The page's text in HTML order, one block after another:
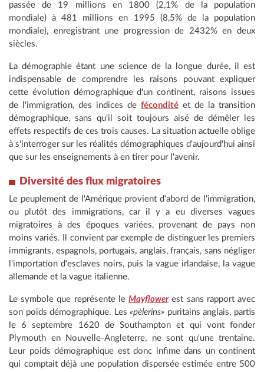
passée de 19 millions en 1800 (2,1% de la population
mondiale) à 481 millions en 1995 (8,5% de la population
mondiale), enregistrant une progression de 2432% en deux
siècles.
La démographie étant une science de la longue durée, il est
indispensable de comprendre les raisons pouvant expliquer
cette évolution démographique d'un continent, raisons issues
de l'immigration, des indices de fécondité et de la transition
démographique, sans qu'il soit toujours aisé de démêler les
effets respectifs de ces trois causes. La situation actuelle oblige
à s'interroger sur les réalités démographiques d'aujourd'hui ainsi
que sur les enseignements à en tirer pour l'avenir.
Diversité des flux migratoires
Le peuplement de l'Amérique provient d'abord de l'immigration,
ou plutôt des immigrations, car il y a eu diverses vagues
migratoires à des époques variées, provenant de pays non
moins variés. Il convient par exemple de distinguer les premiers
immigrants, espagnols, portugais, anglais, français, sans négliger
l'importation d'esclaves noirs, puis la vague irlandaise, la vague
allemande et la vague italienne.
Le symbole que représente leMayflowerest sans rapport avec
son poids démographique. Les«pèlerins» puritains anglais, partis
le 6 septembre 1620 de Southampton et qui vont fonder
Plymouth en Nouvelle-Angleterre, ne sont qu'une trentaine.
Leur poids démographique est donc infime dans un continent
qui comptait déjà une population dispersée estimée entre 500